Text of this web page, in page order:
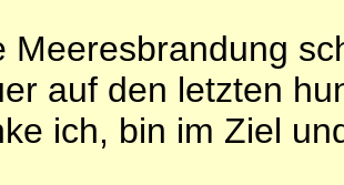
Meeresbrandung
auf den letzten
ich, bin im Ziel